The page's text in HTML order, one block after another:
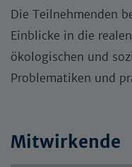
Die Teilnehmenden
Einblicke in die
ökologischen und
Problematiken und
Mitwirkende